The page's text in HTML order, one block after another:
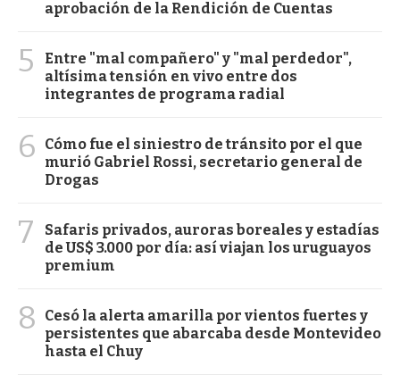
aprobación de la Rendición de Cuentas
5
Entre "mal compañero" y "mal perdedor",
altísima tensión en vivo entre dos
integrantes de programa radial
6
Cómo fue el siniestro de tránsito por el que
murió Gabriel Rossi, secretario general de
Drogas
7
Safaris privados, auroras boreales y estadías
de US$ 3.000 por día: así viajan los uruguayos
premium
8
Cesó la alerta amarilla por vientos fuertes y
persistentes que abarcaba desde Montevideo
hasta el Chuy